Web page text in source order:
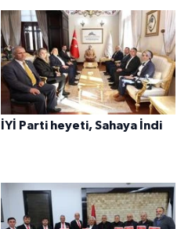
İYİ Parti heyeti, Sahaya İndi